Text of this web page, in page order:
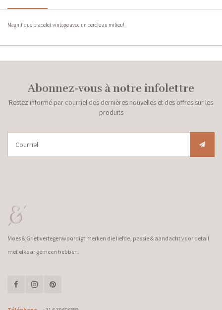
Magnifique bracelet vintage avec un cercle au milieu!
Abonnez-vous à notre infolettre
Restez informé par courriel des dernières nouvelles et des offres sur les
produits
Moes & Griet vertegenwoordigt merken die liefde, passie & aandacht voor detail
met elkaar gemeen hebben.